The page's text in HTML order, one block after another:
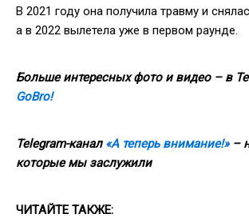
В 2021 году она получила травму и
а в 2022 вылетела уже в первом раунде.
Больше интересных фото и видео – в
GoBro!
Telegram-канал «А теперь внимание!»–
которые мы заслужили
ЧИТАЙТЕ ТАКЖЕ: